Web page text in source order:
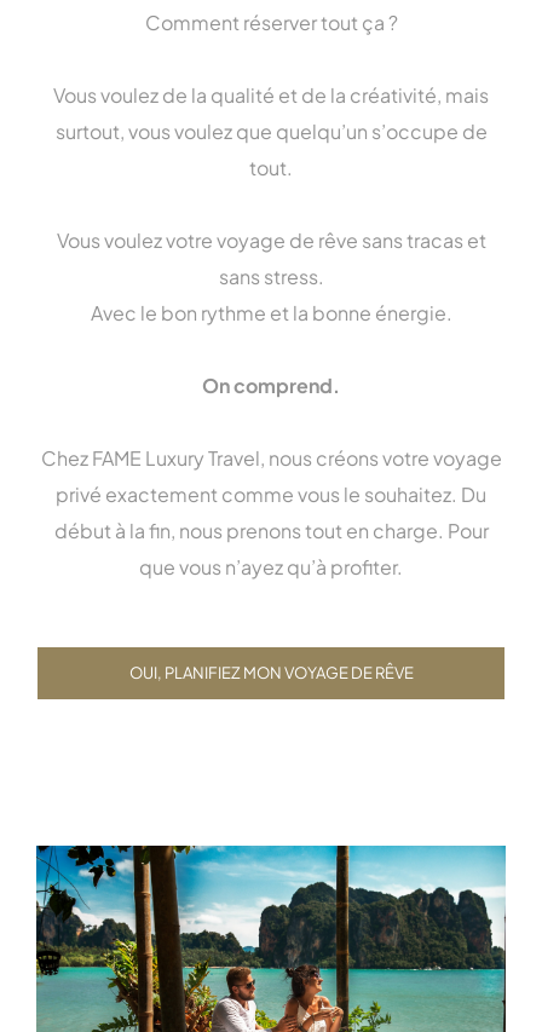
Comment réserver tout ça ?
Vous voulez de la qualité et de la créativité, mais
surtout, vous voulez que quelqu’un s’occupe de
tout.
Vous voulez votre voyage de rêve sans tracas et
sans stress.
Avec le bon rythme et la bonne énergie.
On comprend.
Chez FAME Luxury Travel, nous créons votre voyage
privé exactement comme vous le souhaitez. Du
début à la fin, nous prenons tout en charge. Pour
que vous n’ayez qu’à profiter.
OUI, PLANIFIEZ MON VOYAGE DE RÊVE